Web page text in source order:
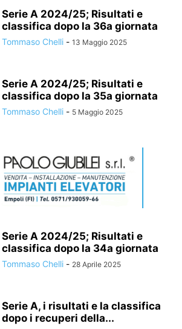
Serie A 2024/25; Risultati e
classifica dopo la 36a giornata
Tommaso Chelli - 13 Maggio 2025
Serie A 2024/25; Risultati e
classifica dopo la 35a giornata
Tommaso Chelli - 5 Maggio 2025
Serie A 2024/25; Risultati e
classifica dopo la 34a giornata
Tommaso Chelli - 28 Aprile 2025
Serie A, i risultati e la classifica
dopo i recuperi della...